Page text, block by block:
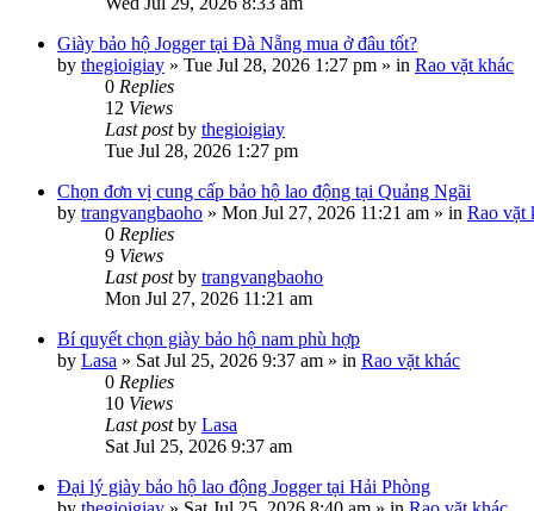
Giày bảo hộ Jogger tại Đà Nẵng mua ở đâu tốt?
by thegioigiay » Tue Jul 28, 2026 1:27 pm » in Rao vặt khác
0 Replies
12 Views
Last postby thegioigiay
Tue Jul 28, 2026 1:27 pm
Chọn đơn vị cung cấp bảo hộ lao động tại Quảng Ngãi
by trangvangbaoho » Mon Jul 27, 2026 11:21 am » in Rao vặt
0 Replies
9 Views
Last postby trangvangbaoho
Mon Jul 27, 2026 11:21 am
Bí quyết chọn giày bảo hộ nam phù hợp
by Lasa » Sat Jul 25, 2026 9:37 am » in Rao vặt khác
0 Replies
10 Views
Last postby Lasa
Sat Jul 25, 2026 9:37 am
Đại lý giày bảo hộ lao động Jogger tại Hải Phòng